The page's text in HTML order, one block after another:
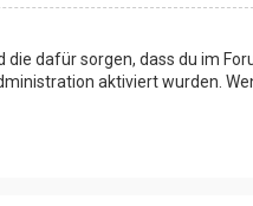
die dafür sorgen, dass du im
aktiviert wurden.